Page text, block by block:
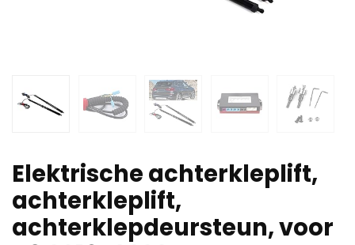
Elektrische achterkleplift,
achterkleplift,
achterklepdeursteun, voor